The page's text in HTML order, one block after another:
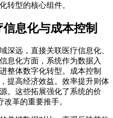
转型的核心组件。
息化与成本控制
深远，直接关联医疗信息化、
息化方面，系统作为数据入
整体数字化转型。成本控制
提高经济效益。效率提升则体
。这些拓展强化了系统的价
改革的重要推手。